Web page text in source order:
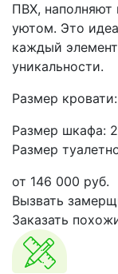
ПВХ, наполняют
уютом. Это
каждый
уникальности.
Размер
Размер шкафа:
Размер
от 146 000 руб.
Вызвать
Заказать